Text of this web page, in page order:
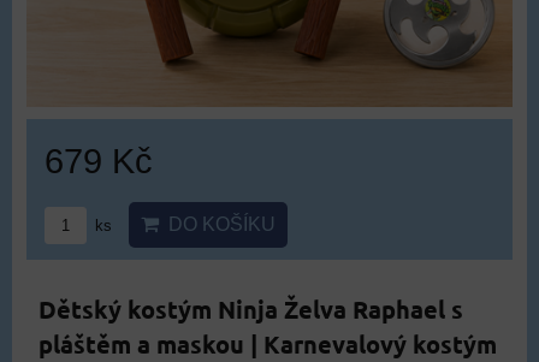
679 Kč
ks DO KOŠÍKU
Dětský kostým Ninja Želva Raphael s
pláštěm a maskou | Karnevalový kostým